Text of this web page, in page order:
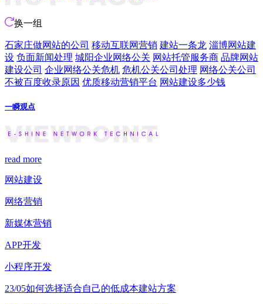
换一组
石家庄做网站的公司 移动互联网营销 建站一条龙 淄博网站建
设 负面新闻处理 城阳企业网络公关 网站托管服务商 品牌网站
建设公司 企业网络公关危机 危机公关公司处理 网络公关公司
不被百度收录原因 优质移动营销平台 网站建设多少钱
一瞬观点
read more
网站建设
网络营销
新媒体营销
APP开发
小程序开发
23/05如何选择适合自己的低成本建站方案